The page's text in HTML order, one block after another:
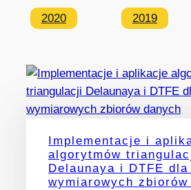
2020 2019
Implementacje i
algorytmów
Delaunaya i DTFE dla
wymiarowych zbiorów